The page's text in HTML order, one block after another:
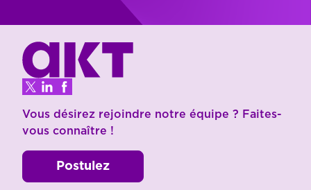
Vous désirez rejoindre notre équipe ? Faites-
vous connaître !
Postulez